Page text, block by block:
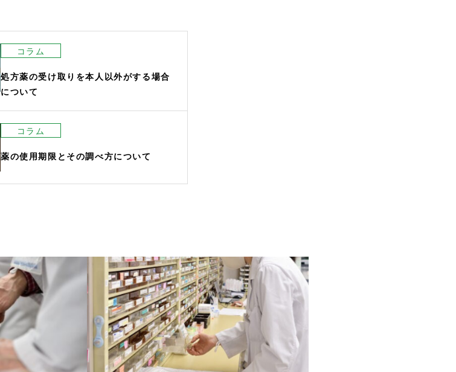
コラム
処方薬の受け取りを本人以外がする場合
について
コラム
薬の使用期限とその調べ方について